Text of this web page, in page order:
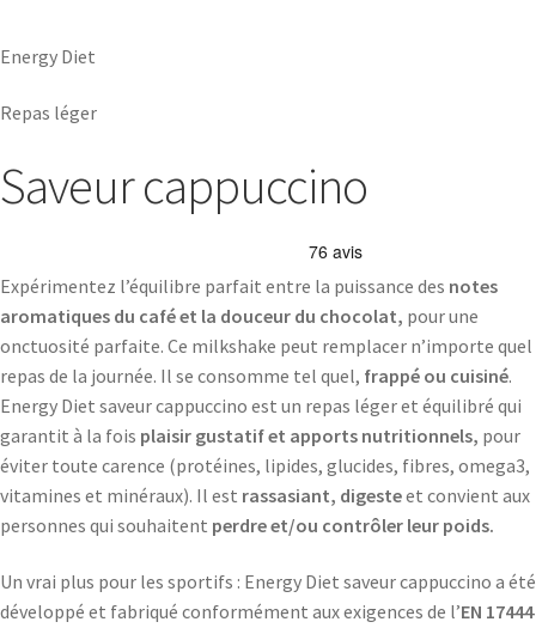
Energy Diet
Repas léger
Saveur cappuccino
Expérimentez l’équilibre parfait entre la puissance des notes
aromatiques du café et la douceur du chocolat, pour une
onctuosité parfaite. Ce milkshake peut remplacer n’importe quel
repas de la journée. Il se consomme tel quel, frappé ou cuisiné.
Energy Diet saveur cappuccino est un repas léger et équilibré qui
garantit à la fois plaisir gustatif et apports nutritionnels, pour
éviter toute carence (protéines, lipides, glucides, fibres, omega3,
vitamines et minéraux). Il est rassasiant, digesteet convient aux
personnes qui souhaitent perdre et/ou contrôler leur poids.
Un vrai plus pour les sportifs : Energy Diet saveur cappuccino a été
développé et fabriqué conformément aux exigences de l’EN 17444